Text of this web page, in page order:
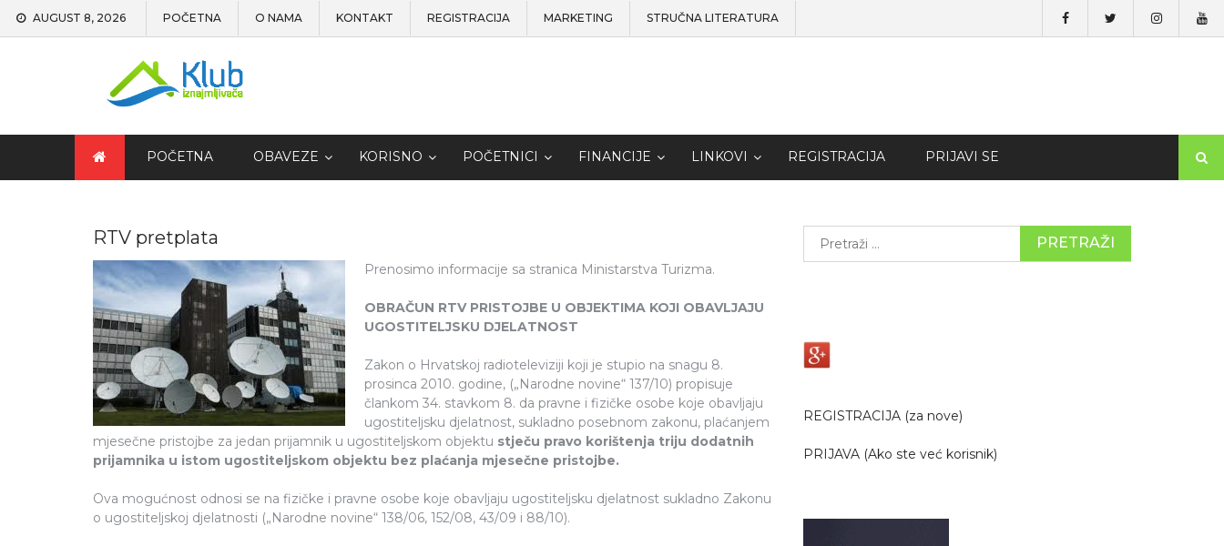
AUGUST 8, 2026 POČETNA O NAMA KONTAKT REGISTRACIJA MARKETING STRUČNA LITERATURA
POČETNA OBAVEZE KORISNO POČETNICI FINANCIJE LINKOVI REGISTRACIJA PRIJAVI SE
RTV pretplata
Prenosimo informacije sa stranica Ministarstva Turizma.
OBRAČUN RTV PRISTOJBE U OBJEKTIMA KOJI OBAVLJAJU
UGOSTITELJSKU DJELATNOST
Zakon o Hrvatskoj radioteleviziji koji je stupio na snagu 8.
prosinca 2010. godine, („Narodne novine“ 137/10) propisuje
člankom 34. stavkom 8. da pravne i fizičke osobe koje obavljaju
ugostiteljsku djelatnost, sukladno posebnom zakonu, plaćanjem
mjesečne pristojbe za jedan prijamnik u ugostiteljskom objektu stječu pravo korištenja triju dodatnih
prijamnika u istom ugostiteljskom objektu bez plaćanja mjesečne pristojbe.
Ova mogućnost odnosi se na fizičke i pravne osobe koje obavljaju ugostiteljsku djelatnost sukladno Zakonu
o ugostiteljskoj djelatnosti („Narodne novine“ 138/06, 152/08, 43/09 i 88/10).
REGISTRACIJA (za nove)
PRIJAVA (Ako ste već korisnik)